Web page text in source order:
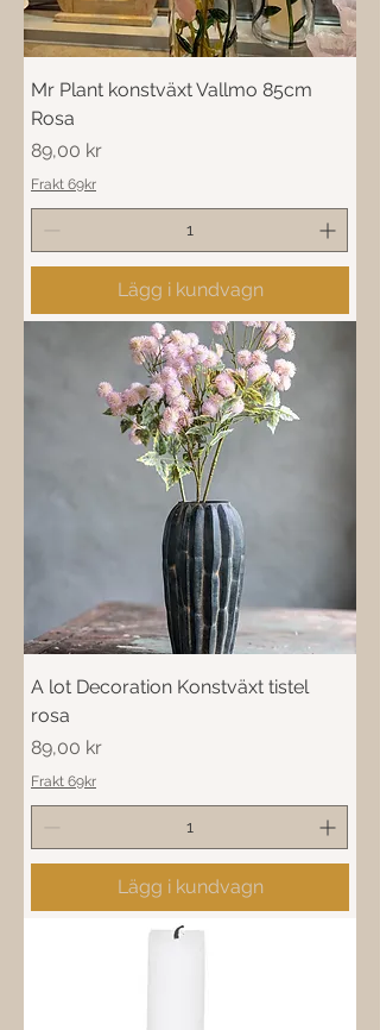
Mr Plant konstväxt Vallmo 85cm
Rosa
Pris
89,00 kr
Frakt 69kr
Lägg i kundvagn
A lot Decoration Konstväxt tistel
rosa
Pris
89,00 kr
Frakt 69kr
Lägg i kundvagn